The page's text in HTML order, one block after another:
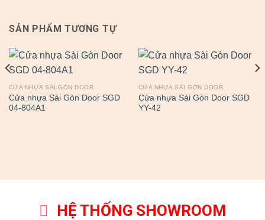
SẢN PHẨM TƯƠNG TỰ
CỬA NHỰA SÀI GÒN DOOR
Cửa nhựa Sài Gòn Door SGD
04-804A1
CỬA NHỰA SÀI GÒN DOOR
Cửa nhựa Sài Gòn Door SGD
YY-42
HỆ THỐNG SHOWROOM